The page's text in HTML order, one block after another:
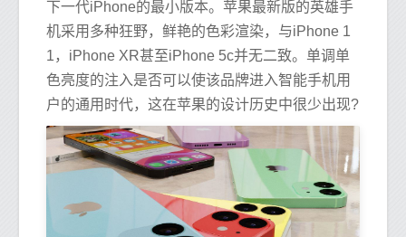
下一代iPhone的最小版本。苹果最新版的英雄手
机采用多种狂野，鲜艳的色彩渲染，与iPhone 1
1，iPhone XR甚至iPhone 5c并无二致。单调单
色亮度的注入是否可以使该品牌进入智能手机用
户的通用时代，这在苹果的设计历史中很少出现?